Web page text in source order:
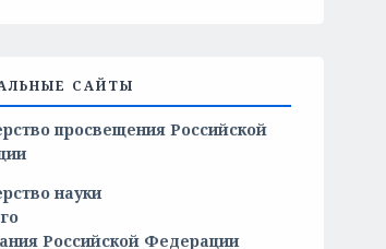
САЙТЫ
просвещения Российской
науки
Российской Федерации